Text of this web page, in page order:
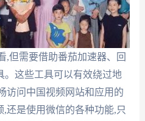
,但需要借助番茄加速器、回
。这些工具可以有效绕过地
访问中国视频网站和应用的
还是使用微信的各种功能,只